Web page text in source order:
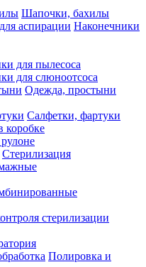
Шапочки, бахилы
Наконечники
для пылесоса
для слюноотсоса
Одежда, простыни
Салфетки, фартуки
коробке
Стерилизация
стерилизации
Полировка и